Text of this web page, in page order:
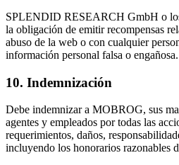
SPLENDID RESEARCH GmbH o
la obligación de emitir recompensas
abuso de la web o con cualquier
información personal falsa o engañosa.
10. Indemnización
Debe indemnizar a MOBROG, sus
agentes y empleados por todas las
requerimientos, daños,
incluyendo los honorarios razonables